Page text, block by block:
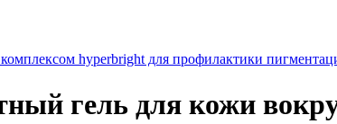
hyperbright для профилактики
гель для кожи